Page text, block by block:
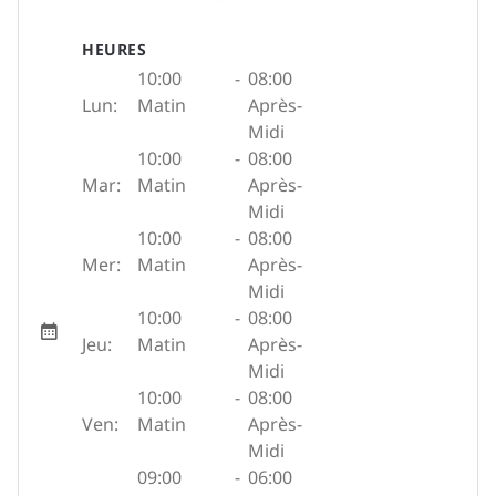
HEURES
Lun:
10:00
Matin
- 08:00
Après-
Midi
Mar:
10:00
Matin
- 08:00
Après-
Midi
Mer:
10:00
Matin
- 08:00
Après-
Midi
Jeu:
10:00
Matin
- 08:00
Après-
Midi
Ven:
10:00
Matin
- 08:00
Après-
Midi
09:00
- 06:00